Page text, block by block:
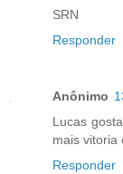
SRN
Responder
Anônimo
Lucas
mais vitoria
Responder